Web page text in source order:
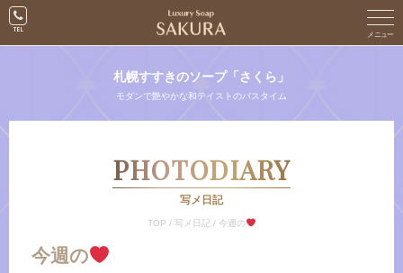
札幌すすきのソープ「さくら」
モダンで艶やかな和テイストのバスタイム
PHOTODIARY
写メ日記
TOP / 写メ日記 / 今週の
今週の